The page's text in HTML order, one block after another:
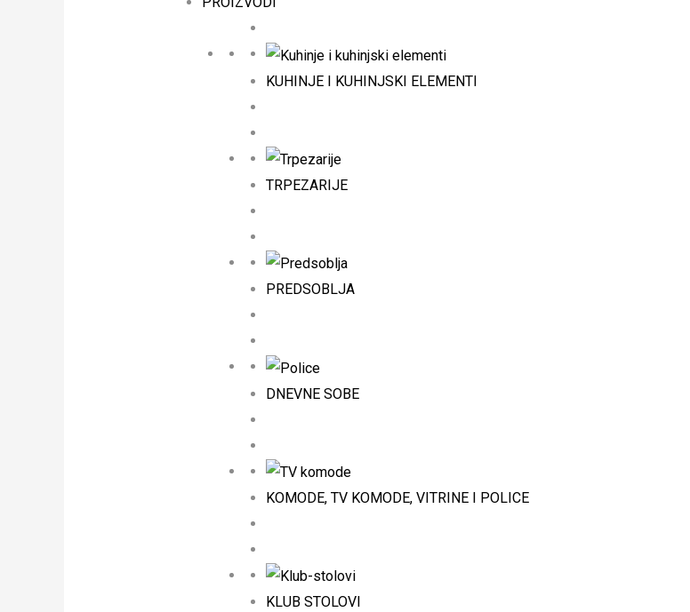
KUHINJE I KUHINJSKI ELEMENTI
TRPEZARIJE
PREDSOBLJA
DNEVNE SOBE
KOMODE, TV KOMODE, VITRINE I POLICE
KLUB STOLOVI